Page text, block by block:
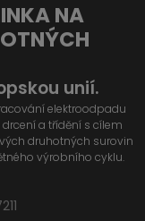
NA
unií.
elektroodpadu
a třídění s cílem
druhotných surovin
výrobního cyklu.